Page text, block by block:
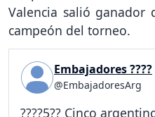
Valencia salió
campeón del torneo.
Embajadores ????
@EmbajadoresArg
????5?? Cinco